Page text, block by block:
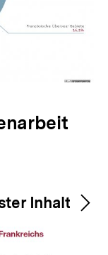
Inhalt